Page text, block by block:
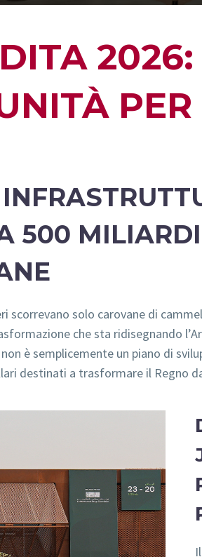
2026:
500
scorrevano solo carovane di
che sta ridisegnando
è semplicemente un piano di
destinati a trasformare il Regno